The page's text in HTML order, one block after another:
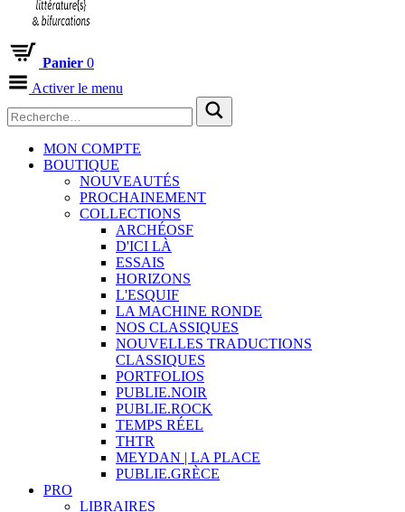
Panier 0
Activer le menu
MON COMPTE
BOUTIQUE
NOUVEAUTÉS
PROCHAINEMENT
COLLECTIONS
ARCHÉOSF
D'ICI LÀ
ESSAIS
HORIZONS
L'ESQUIF
LA MACHINE RONDE
NOS CLASSIQUES
NOUVELLES TRADUCTIONS
CLASSIQUES
PORTFOLIOS
PUBLIE.NOIR
PUBLIE.ROCK
TEMPS RÉEL
THTR
MEYDAN | LA PLACE
PUBLIE.GRÈCE
PRO
LIBRAIRES